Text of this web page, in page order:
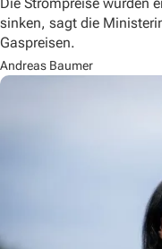
Die Strompreise würden
sinken, sagt die
Gaspreisen.
Andreas Baumer